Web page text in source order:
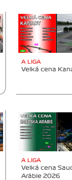
A LIGA
Velká cena
A LIGA
Velká cena
Arábie 2026